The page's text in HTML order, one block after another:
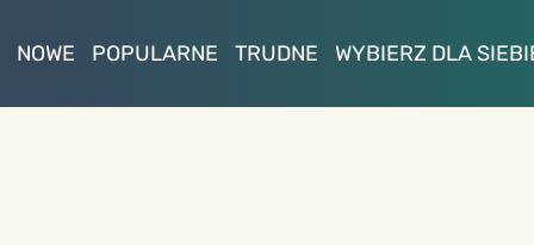
NOWE POPULARNE TRUDNE WYBIERZ DLA